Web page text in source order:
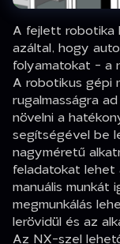
A fejlett robotika
azáltal, hogy
folyamatokat - a
A robotikus gépi
rugalmasságra
növelni a
segítségével be
nagyméretű
feladatokat lehet
manuális munkát
megmunkálás
lerövidül és az
Az NX-szel